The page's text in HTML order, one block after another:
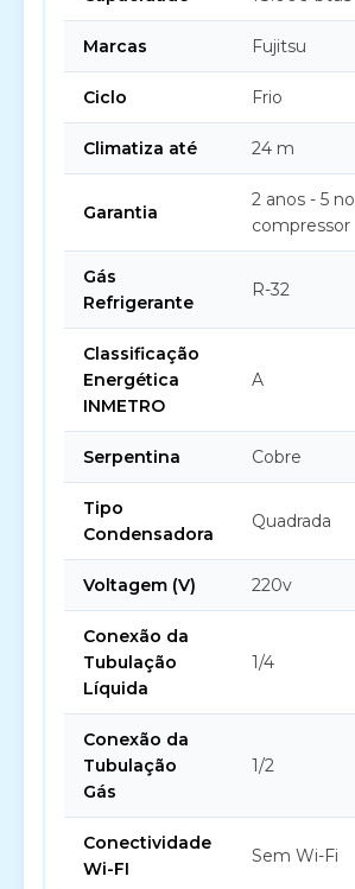
Marcas Fujitsu
Ciclo Frio
Climatiza até 24 m
Garantia
2 anos - 5 no
compressor
Gás
Refrigerante
R-32
Classificação
Energética
INMETRO
A
Serpentina Cobre
Tipo
Condensadora
Quadrada
Voltagem (V) 220v
Conexão da
Tubulação
Líquida
1/4
Conexão da
Tubulação
Gás
1/2
Conectividade
Wi-FI
Sem Wi-Fi